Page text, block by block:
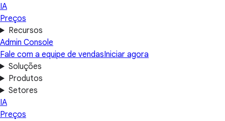
IA
Preços
Recursos
Admin Console
Fale com a equipe de vendasIniciar agora
Soluções
Produtos
Setores
IA
Preços